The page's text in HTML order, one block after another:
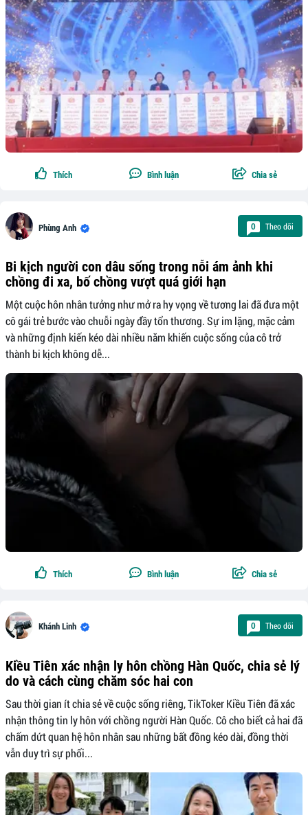
Thích Bình luận Chia sẻ
Phùng Anh 0 Theo dõi
Bi kịch người con dâu sống trong nỗi ám ảnh khi
chồng đi xa, bố chồng vượt quá giới hạn
Một cuộc hôn nhân tưởng như mở ra hy vọng về tương lai đã đưa một
cô gái trẻ bước vào chuỗi ngày đầy tổn thương. Sự im lặng, mặc cảm
và những định kiến kéo dài nhiều năm khiến cuộc sống của cô trở
thành bi kịch không dễ...
Thích Bình luận Chia sẻ
Khánh Linh 0 Theo dõi
Kiều Tiên xác nhận ly hôn chồng Hàn Quốc, chia sẻ lý
do và cách cùng chăm sóc hai con
Sau thời gian ít chia sẻ về cuộc sống riêng, TikToker Kiều Tiên đã xác
nhận thông tin ly hôn với chồng người Hàn Quốc. Cô cho biết cả hai đã
chấm dứt quan hệ hôn nhân sau những bất đồng kéo dài, đồng thời
vẫn duy trì sự phối...